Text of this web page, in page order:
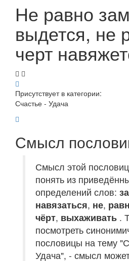
Не равно
выдется, не
черт
Присутствует в категории:
Счастье - Удача
Смысл
Смысл этой
понять из
определений слов:
навязаться, не,
чёрт, выхаживать .
посмотреть
пословицы на тему
Удача", - смысл